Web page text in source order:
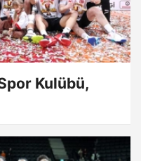
Kulübü,